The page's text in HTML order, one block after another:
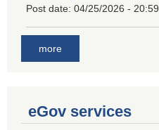
Post date: 04/25/2026 - 20:59
more
eGov services